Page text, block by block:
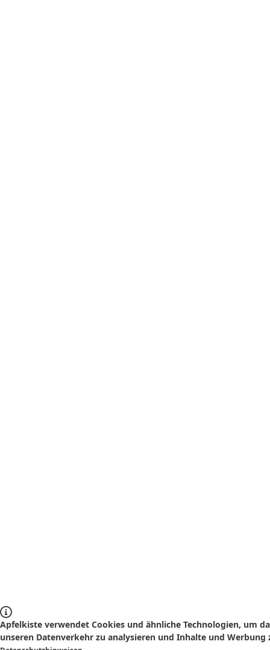
Apfelkiste verwendet Cookies und ähnliche Technologien, um
unseren Datenverkehr zu analysieren und Inhalte und